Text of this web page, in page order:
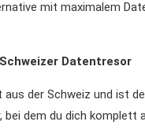
mit maximalem
Datentresor
der Schweiz und ist
bei dem du dich komplett